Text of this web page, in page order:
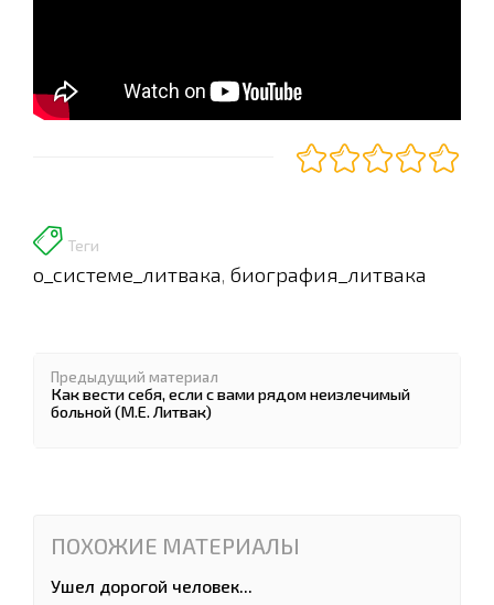
Теги
о_системе_литвака биография_литвака
Предыдущий материал
Как вести себя, если с вами рядом неизлечимый
больной (М.Е. Литвак)
ПОХОЖИЕ МАТЕРИАЛЫ
Ушел дорогой человек...